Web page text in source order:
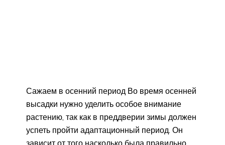
Сажаем в осенний период Во время осенней
высадки нужно уделить особое внимание
растению, так как в преддверии зимы должен
успеть пройти адаптационный период. Он